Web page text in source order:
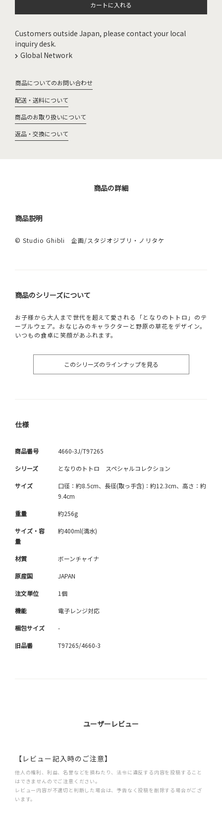
カートに入れる
Customers outside Japan, please contact your local
inquiry desk.
Global Network
商品についてのお問い合わせ
配送・送料について
商品のお取り扱いについて
返品・交換について
商品の詳細
商品説明
© Studio Ghibli 企画/スタジオジブリ・ノリタケ
商品のシリーズについて
お子様から大人まで世代を超えて愛される「となりのトトロ」のテ
ーブルウェア。おなじみのキャラクターと野原の草花をデザイン。
いつもの食卓に笑顔があふれます。
このシリーズのラインナップを見る
仕様
商品番号 4660-3J/T97265
シリーズ となりのトトロ スペシャルコレクション
サイズ
口径：約8.5cm、長径(取っ手含)：約12.3cm、高さ：約
9.4cm
重量 約256g
サイズ・容
量
約400ml(満水)
材質 ボーンチャイナ
原産国 JAPAN
注文単位 1個
機能 電子レンジ対応
梱包サイズ -
旧品番 T97265/4660-3
ユーザーレビュー
【レビュー記入時のご注意】
他人の権利、利益、名誉などを損ねたり、法令に違反する内容を投稿すること
はできませんのでご注意ください。
レビュー内容が不適切と判断した場合は、予告なく投稿を削除する場合がござ
います。